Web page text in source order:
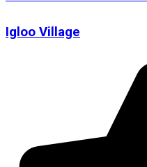
Igloo Village